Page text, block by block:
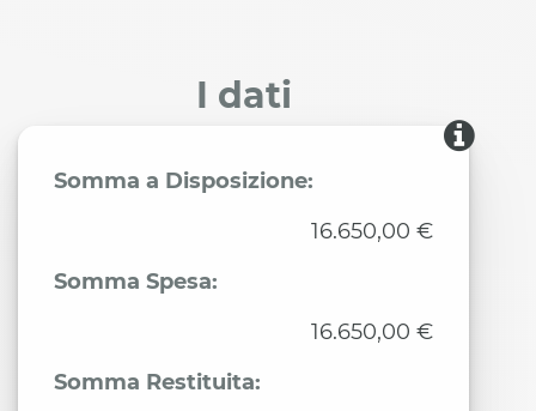
I dati
Somma a Disposizione:
16.650,00 €
Somma Spesa:
16.650,00 €
Somma Restituita: